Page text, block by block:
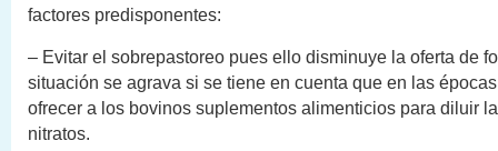
factores predisponentes:
– Evitar el sobrepastoreo pues ello disminuye la oferta de
situación se agrava si se tiene en cuenta que en las
ofrecer a los bovinos suplementos alimenticios para diluir
nitratos.